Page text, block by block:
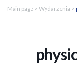
Main page > Wydarzenia >